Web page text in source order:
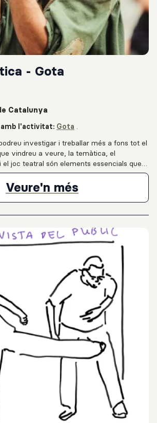
- Gota
Catalunya
amb l'activitat: Gota .
investigar i treballar més a fons tot el
vindreu a veure, la temàtica, el
joc teatral són elements essencials que
través de diferents propostes
amb l'espectacle serà més completa
permetrà compartir la vostra feina amb els
funcions.
Veure'n més